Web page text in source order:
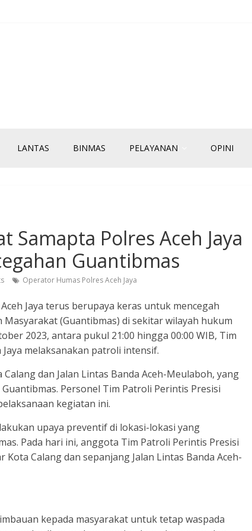
LANTAS BINMAS PELAYANAN OPINI
Samapta Polres Aceh Jaya
Guantibmas
Operator Humas Polres Aceh Jaya
Jaya terus berupaya keras untuk mencegah
(Guantibmas) di sekitar wilayah hukum
2023, antara pukul 21:00 hingga 00:00 WIB, Tim
melaksanakan patroli intensif.
dan Jalan Lintas Banda Aceh-Meulaboh, yang
Personel Tim Patroli Perintis Presisi
kegiatan ini.
upaya preventif di lokasi-lokasi yang
Pada hari ini, anggota Tim Patroli Perintis Presisi
Calang dan sepanjang Jalan Lintas Banda Aceh-
kepada masyarakat untuk tetap waspada